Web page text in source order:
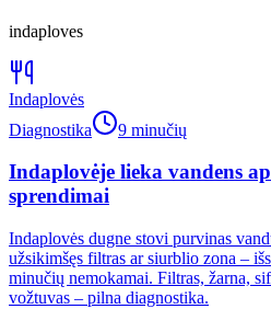
indaploves
Indaplovės
Diagnostika
9 minučių
Indaplovėje lieka vandens
sprendimai
Indaplovės dugne stovi purvinas
užsikimšęs filtras ar siurblio zona –
minučių nemokamai. Filtras, žarna,
vožtuvas – pilna diagnostika.